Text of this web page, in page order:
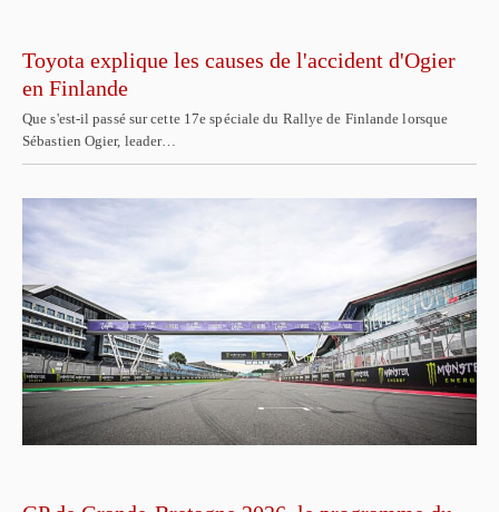
Toyota explique les causes de l'accident d'Ogier
en Finlande
Que s'est-il passé sur cette 17e spéciale du Rallye de Finlande lorsque
Sébastien Ogier, leader…